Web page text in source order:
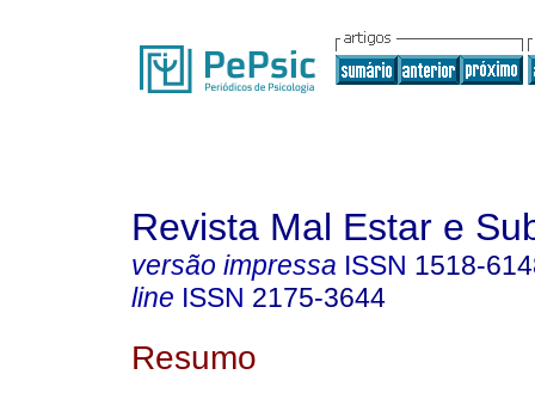
Revista Mal Estar e
versão impressa ISSN 1518-
line ISSN 2175-3644
Resumo